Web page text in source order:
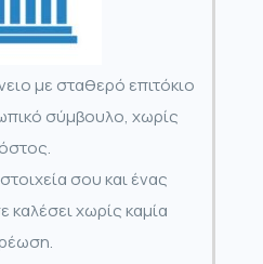
με σταθερό επιτόκιο
σύμβουλο, χωρίς
σου και ένας
χωρίς καμία